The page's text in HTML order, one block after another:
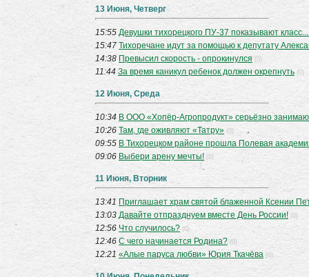
13 Июня, Четверг
15:55 Девушки тихорецкого ПУ-37 показывают
15:47 Тихоречане идут за помощью к депутату
14:38 Превысил скорость - опрокинулся (0)
11:44 За время каникул ребенок должен окрепнуть (0)
12 Июня, Среда
10:34 В ООО «Хопёр-Агропродукт» серьёзно
10:26 Там, где оживляют «Татру» (0)
09:55 В Тихорецком районе прошла Полевая
09:06 Выбери арену мечты! (0)
11 Июня, Вторник
13:41 Приглашает храм святой блаженной Ксении
13:03 Давайте отпразднуем вместе День России! (0)
12:56 Что случилось? (0)
12:46 С чего начинается Родина? (0)
12:21 «Алые паруса любви» Юрия Ткачёва (0)